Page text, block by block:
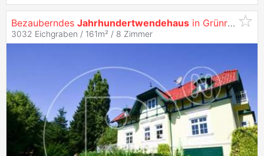
Bezauberndes Jahrhundertwendehaus in Grünruhelage!
3032 Eichgraben / 161m² / 8 Zimmer